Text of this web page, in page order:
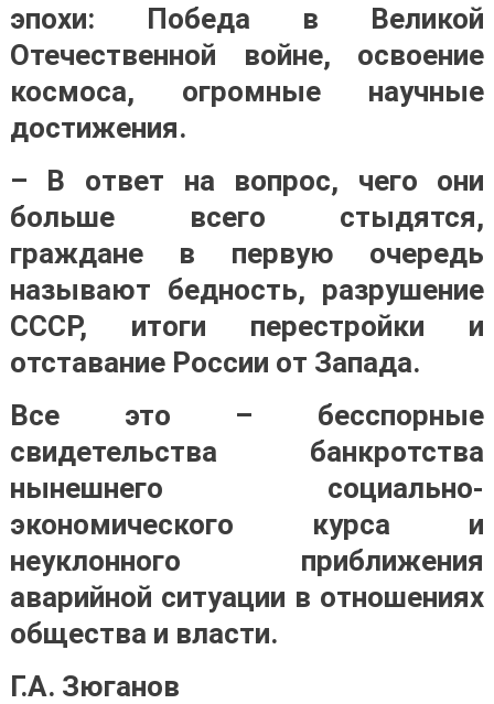
эпохи: Победа в Великой
Отечественной войне, освоение
космоса, огромные научные
достижения.
– В ответ на вопрос, чего они
больше всего стыдятся,
граждане в первую очередь
называют бедность, разрушение
СССР, итоги перестройки и
отставание России от Запада.
Все это – бесспорные
свидетельства банкротства
нынешнего социально-
экономического курса и
неуклонного приближения
аварийной ситуации в отношениях
общества и власти.
Г.А. Зюганов